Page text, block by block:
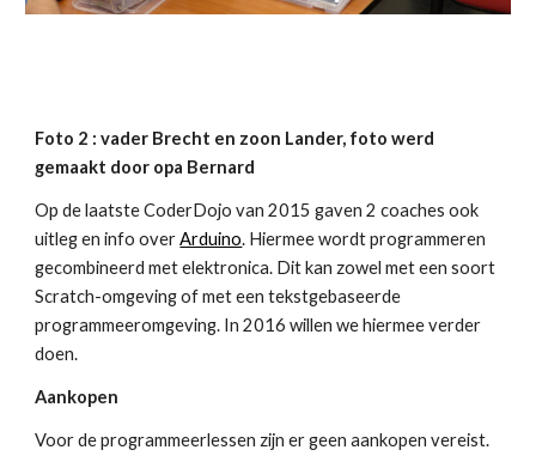
Foto 2 : vader Brecht en zoon Lander, foto werd
gemaakt door opa Bernard
Op de laatste CoderDojo van 2015 gaven 2 coaches ook
uitleg en info overArduino. Hiermee wordt programmeren
gecombineerd met elektronica. Dit kan zowel met een soort
Scratch-omgeving of met een tekstgebaseerde
programmeeromgeving. In 2016 willen we hiermee verder
doen.
Aankopen
Voor de programmeerlessen zijn er geen aankopen vereist.